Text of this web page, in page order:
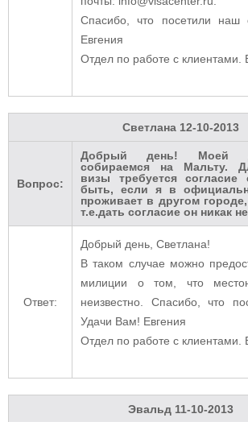
Спасибо, что посетили наш
Евгения
Отдел по работе с клиентами.
Светлана 12-10-2013
Вопрос:
Добрый день! Моей
собираемся на Мальту.
визы требуется согласие
быть, если я в
проживает в другом
т.е.дать согласие он никак
Ответ:
Добрый день, Светлана!
В таком случае можно
милиции о том, что
неизвестно. Спасибо, что
Удачи Вам! Евгения
Отдел по работе с клиентами.
Эвальд 11-10-2013